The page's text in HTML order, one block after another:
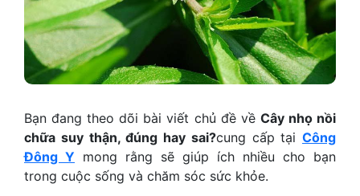
Bạn đang theo dõi bài viết chủ đề về Cây nhọ nồi
chữa suy thận, đúng hay sai?cung cấp tại Công
Đông Y mong rằng sẽ giúp ích nhiều cho bạn
trong cuộc sống và chăm sóc sức khỏe.